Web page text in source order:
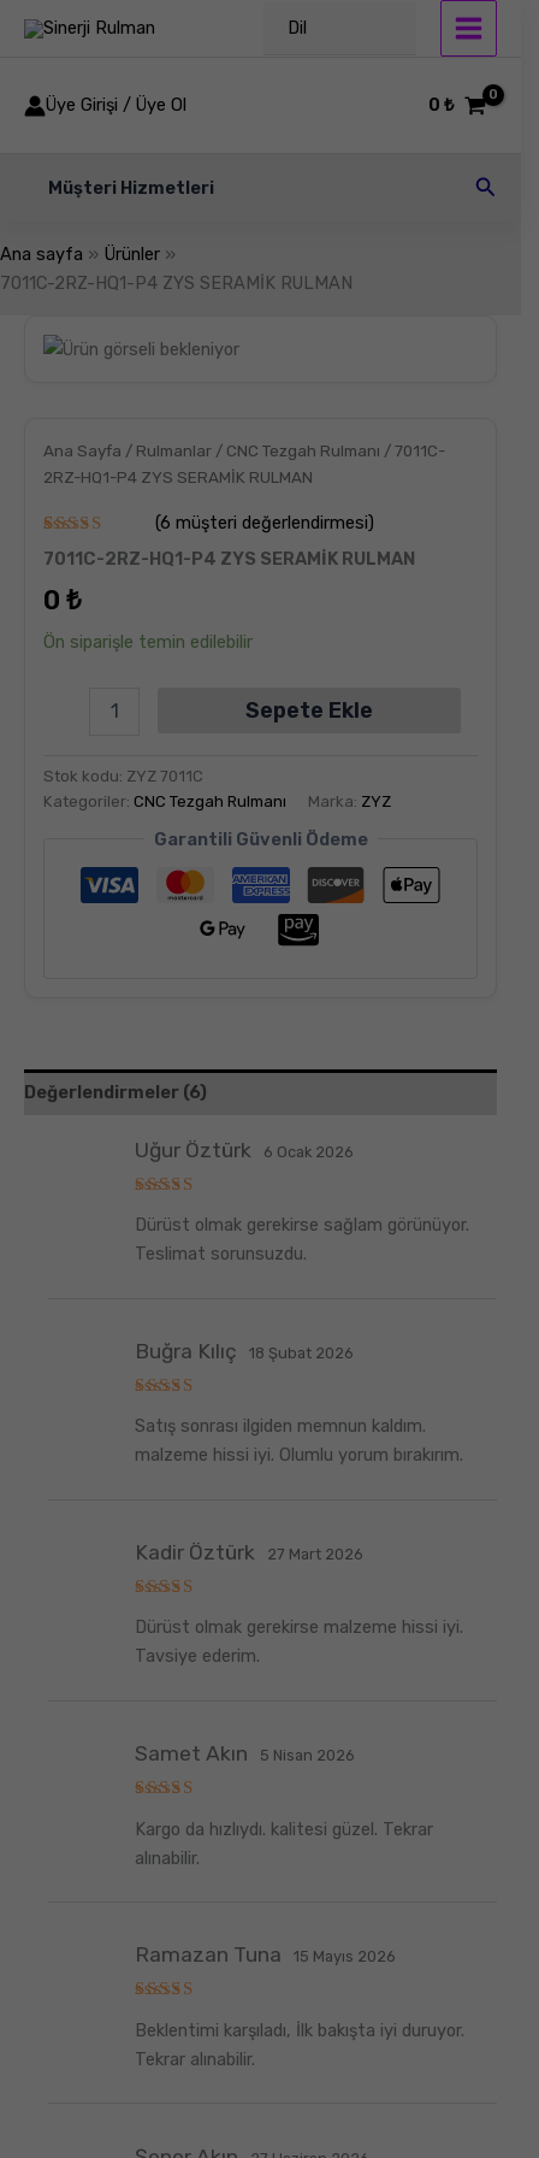
atla
Dil
Üye Girişi / Üye Ol 0₺
Müşteri Hizmetleri Arama
Ana sayfa
Ürünler
7011C-2RZ-HQ1-P4 ZYS SERAMİK RULMAN
Ana Sayfa / Rulmanlar / CNC Tezgah Rulmanı / 7011C-
2RZ-HQ1-P4 ZYS SERAMİK RULMAN
6
müşteri
puanına
5
5.00puan
aldı
(6 müşteri değerlendirmesi)
7011C-2RZ-HQ1-P4 ZYS SERAMİK RULMAN
0 ₺
Ön siparişle temin edilebilir
2RZ-
SERAMİK
RULMAN
Sepete Ekle
Stok kodu: ZYZ 7011C
Kategoriler: CNC Tezgah Rulmanı Marka: ZYZ
Garantili Güvenli Ödeme
Değerlendirmeler (6)
üzerinden
5 oy aldı
Uğur Öztürk 6 Ocak 2026
Dürüst olmak gerekirse sağlam görünüyor.
Teslimat sorunsuzdu.
üzerinden
oy aldı
Buğra Kılıç 18 Şubat 2026
Satış sonrası ilgiden memnun kaldım.
malzeme hissi iyi. Olumlu yorum bırakırım.
üzerinden
5 oy aldı
Kadir Öztürk 27 Mart 2026
Dürüst olmak gerekirse malzeme hissi iyi.
Tavsiye ederim.
üzerinden
5oy aldı
Samet Akın 5 Nisan 2026
Kargo da hızlıydı. kalitesi güzel. Tekrar
alınabilir.
üzerinden
5 oy aldı
Ramazan Tuna 15 Mayıs 2026
Beklentimi karşıladı, İlk bakışta iyi duruyor.
Tekrar alınabilir.